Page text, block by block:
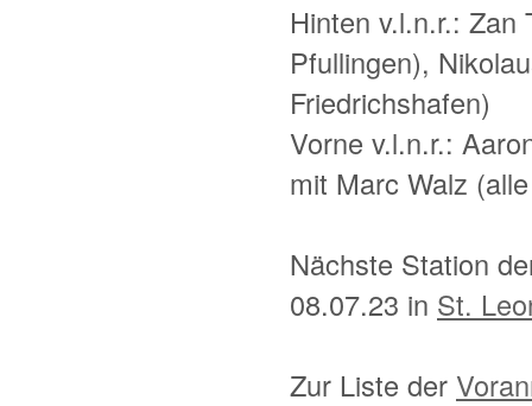
Hinten v.l.n.r.: Zan
Pfullingen),
Friedrichshafen)
Vorne v.l.n.r.:
mit Marc Walz
Nächste Station
08.07.23 in St.
Zur Liste der